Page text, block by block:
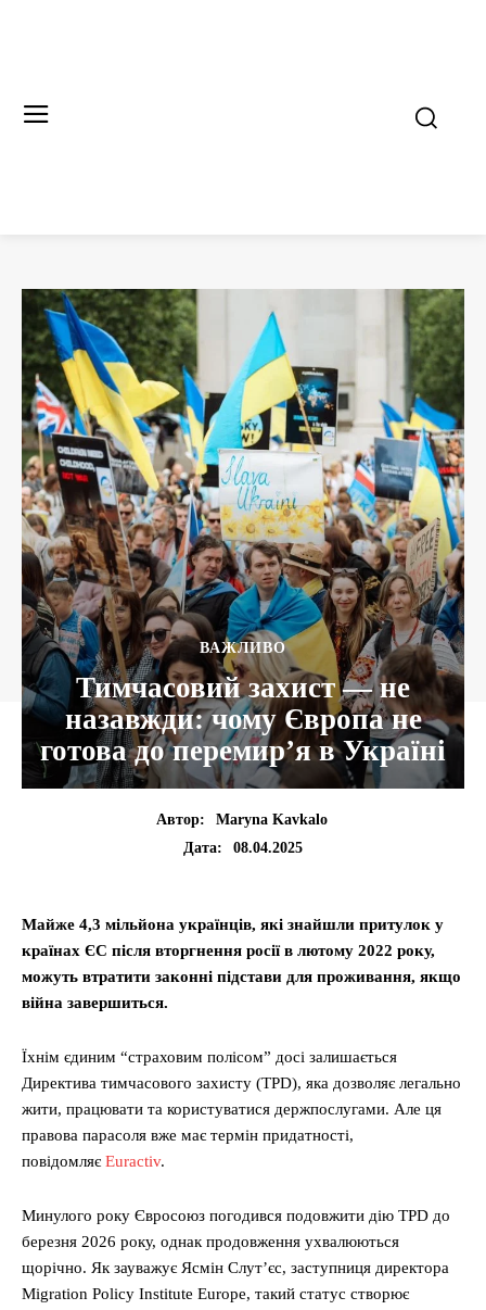
ВАЖЛИВО
Тимчасовий захист — не
назавжди: чому Європа не
готова до перемир’я в Україні
Автор:
Maryna Kavkalo
Дата:
08.04.2025
Майже 4,3 мільйона українців, які знайшли притулок у
країнах ЄС після вторгнення росії в лютому 2022 року,
можуть втратити законні підстави для проживання, якщо
війна завершиться.
Їхнім єдиним “страховим полісом” досі залишається
Директива тимчасового захисту (TPD), яка дозволяє легально
жити, працювати та користуватися держпослугами. Але ця
правова парасоля вже має термін придатності,
повідомляєEuractiv.
Минулого року Євросоюз погодився подовжити дію TPD до
березня 2026 року, однак продовження ухвалюються
щорічно. Як зауважує Ясмін Слут’єс, заступниця директора
Migration Policy Institute Europe, такий статус створює